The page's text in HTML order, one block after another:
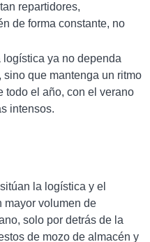
repartidores,
de forma constante, no
ya no dependa
que mantenga un ritmo
todo el año, con el verano
intensos.
la logística y el
mayor volumen de
solo por detrás de la
de mozo de almacén y